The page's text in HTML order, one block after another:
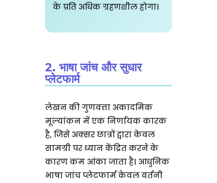
के प्रति अधिक ग्रहणशील होगा।
2. भाषा जांच और सुधार
प्लेटफार्म
लेखन की गुणवत्ता अकादमिक
मूल्यांकन में एक निर्णायक कारक
है, जिसे अक्सर छात्रों द्वारा केवल
सामग्री पर ध्यान केंद्रित करने के
कारण कम आंका जाता है। आधुनिक
भाषा जांच प्लेटफार्म केवल वर्तनी